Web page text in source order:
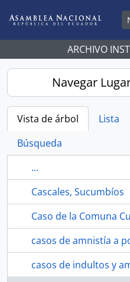
ARCHIVO
Navegar
Vista de árbol
Lista
Búsqueda
...
Cascales, Sucumbíos
casos de indultos y